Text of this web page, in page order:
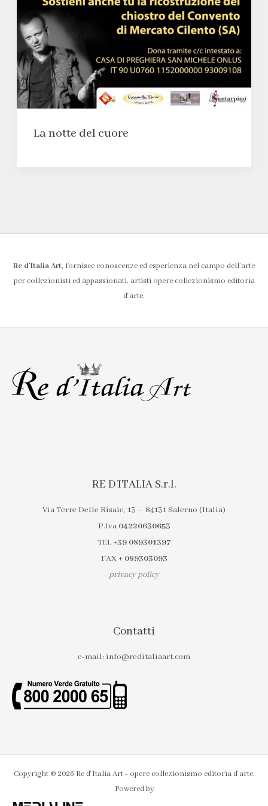
La notte del cuore
Re d’Italia Art, fornisce conoscenze ed esperienza nel campo dell’arte
per collezionisti ed appassionati. artisti opere collezionismo editoria
d'arte.
RE D’ITALIA S.r.l.
Via Terre Delle Risaie, 13 – 84131 Salerno (Italia)
P.Iva 04220630653
TEL+39 089301397
FAX+ 089303093
privacy policy
Contatti
e-mail: info@reditaliaart.com
Copyright © 2026 Re d'Italia Art - opere collezionismo editoria d'arte.
Powered by